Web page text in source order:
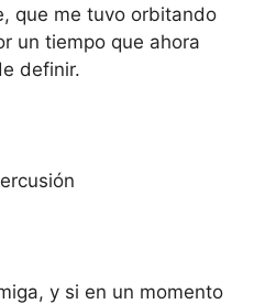
que me tuvo orbitando
un tiempo que ahora
definir.
y si en un momento